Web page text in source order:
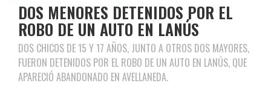
DOS MENORES DETENIDOS POR EL
ROBO DE UN AUTO EN LANÚS
DOS CHICOS DE 15 Y 17 AÑOS, JUNTO A OTROS DOS MAYORES,
FUERON DETENIDOS POR EL ROBO DE UN AUTO EN LANÚS, QUE
APARECIÓ ABANDONADO EN AVELLANEDA.